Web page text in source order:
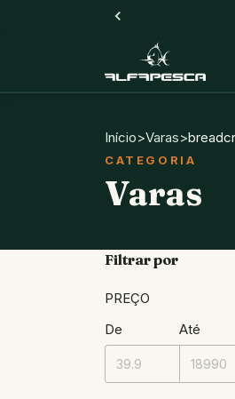
Início>Varas>
Varas
Filtrar por
PREÇO
De
Até